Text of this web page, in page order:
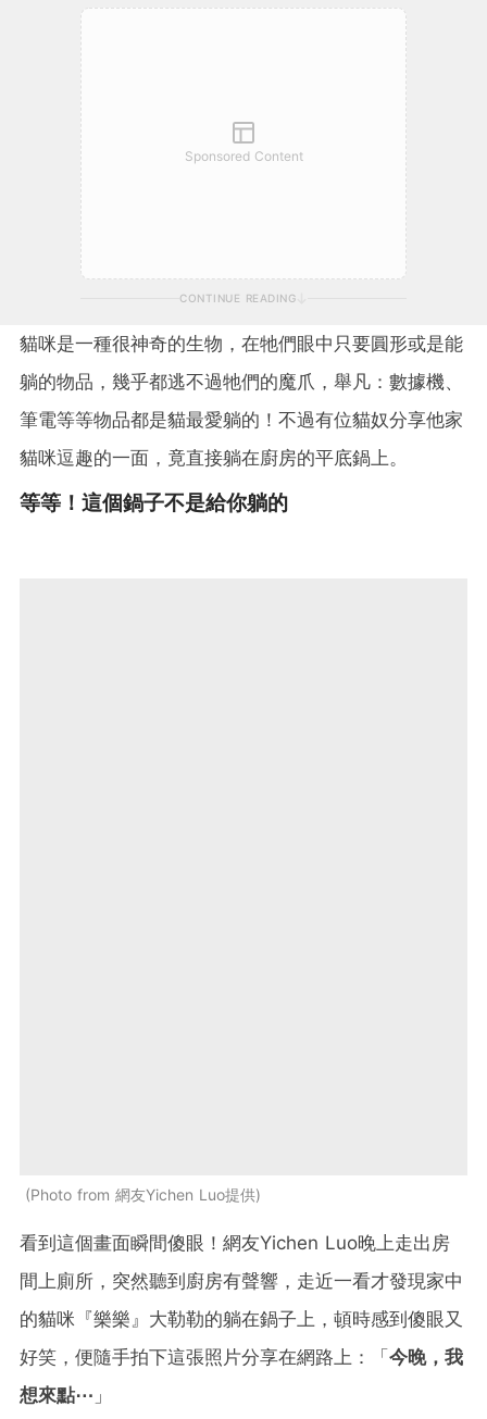
Sponsored Content
CONTINUE READING
貓咪是一種很神奇的生物，在牠們眼中只要圓形或是能
躺的物品，幾乎都逃不過牠們的魔爪，舉凡：數據機、
筆電等等物品都是貓最愛躺的！不過有位貓奴分享他家
貓咪逗趣的一面，竟直接躺在廚房的平底鍋上。
等等！這個鍋子不是給你躺的
Photo from 網友Yichen Luo提供
看到這個畫面瞬間傻眼！網友Yichen Luo晚上走出房
間上廁所，突然聽到廚房有聲響，走近一看才發現家中
的貓咪『樂樂』大勒勒的躺在鍋子上，頓時感到傻眼又
好笑，便隨手拍下這張照片分享在網路上：「 今晚，我
想來點⋯ 」